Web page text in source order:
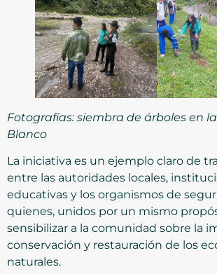
Fotografías: siembra de árboles en
Blanco
La iniciativa es un ejemplo claro de
entre las autoridades locales,
educativas y los organismos de
quienes, unidos por un mismo
sensibilizar a la comunidad sobre la
conservación y restauración de los
naturales.